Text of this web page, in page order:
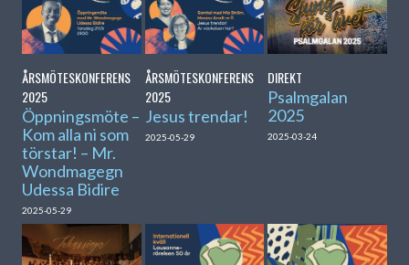
ÅRSMÖTESKONFERENS
2025
Öppningsmöte –
Kom alla ni som
törstar! – Mr.
Wondmagegn
Udessa Bidire
2025-05-29
ÅRSMÖTESKONFERENS
2025
Jesus trendar!
2025-05-29
DIREKT
Psalmgalan
2025
2025-03-24